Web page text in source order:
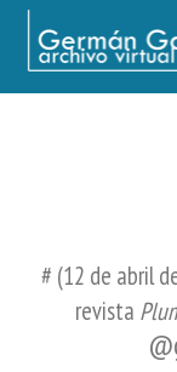
Germán García -
# (12 de abril
revista